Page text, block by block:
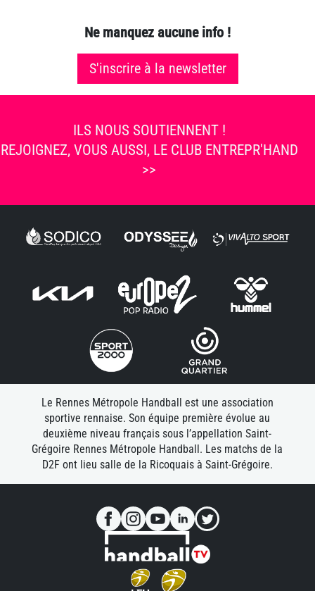
Ne manquez aucune info !
S'inscrire à la newsletter
ILS NOUS SOUTIENNENT !
REJOIGNEZ, VOUS AUSSI, LE CLUB ENTREPR'HAND
>>
Le Rennes Métropole Handball est une association
sportive rennaise. Son équipe première évolue au
deuxième niveau français sous l’appellation Saint-
Grégoire Rennes Métropole Handball. Les matchs de la
D2F ont lieu salle de la Ricoquais à Saint-Grégoire.